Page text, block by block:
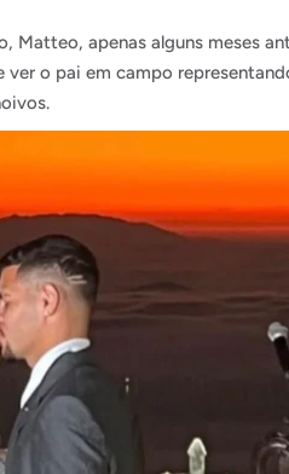
Matteo, apenas alguns meses
o pai em campo